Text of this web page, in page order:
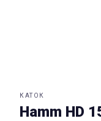
КАТОК
Hamm HD